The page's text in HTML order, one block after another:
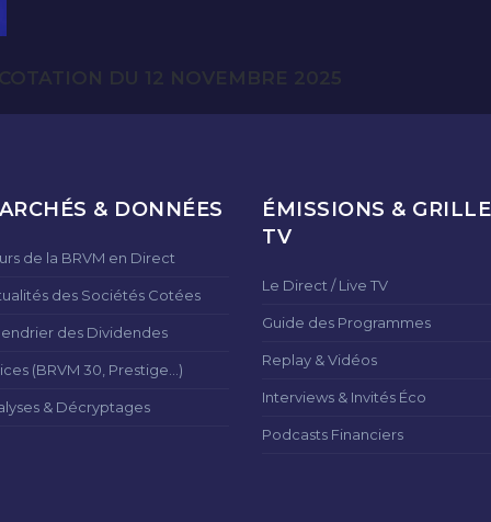
DU 12 NOVEMBRE 2025
& DONNÉES
de la BRVM en Direct
des Sociétés Cotées
des Dividendes
(BRVM 30, Prestige...)
& Décryptages
ÉMISSIONS & GRILLE
TV
Le Direct / Live TV
Guide des Programmes
Replay & Vidéos
Interviews & Invités Éco
Podcasts Financiers